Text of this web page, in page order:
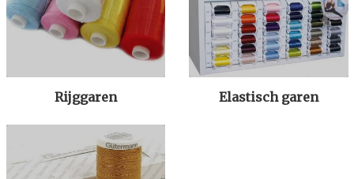
Rijggaren Elastisch garen